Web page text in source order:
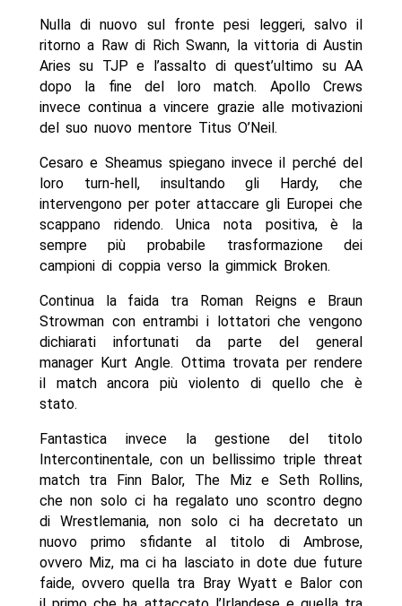
Nulla di nuovo sul fronte pesi leggeri, salvo il
ritorno a Raw di Rich Swann, la vittoria di Austin
Aries su TJP e l’assalto di quest’ultimo su AA
dopo la fine del loro match. Apollo Crews
invece continua a vincere grazie alle motivazioni
del suo nuovo mentore Titus O’Neil.
Cesaro e Sheamus spiegano invece il perché del
loro turn-hell, insultando gli Hardy, che
intervengono per poter attaccare gli Europei che
scappano ridendo. Unica nota positiva, è la
sempre più probabile trasformazione dei
campioni di coppia verso la gimmick Broken.
Continua la faida tra Roman Reigns e Braun
Strowman con entrambi i lottatori che vengono
dichiarati infortunati da parte del general
manager Kurt Angle. Ottima trovata per rendere
il match ancora più violento di quello che è
stato.
Fantastica invece la gestione del titolo
Intercontinentale, con un bellissimo triple threat
match tra Finn Balor, The Miz e Seth Rollins,
che non solo ci ha regalato uno scontro degno
di Wrestlemania, non solo ci ha decretato un
nuovo primo sfidante al titolo di Ambrose,
ovvero Miz, ma ci ha lasciato in dote due future
faide, ovvero quella tra Bray Wyatt e Balor con